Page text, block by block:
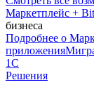
Маркетплейс +
бизнеса
Подробнее о
приложения
1С
Решения